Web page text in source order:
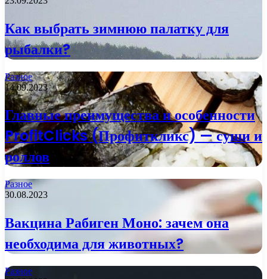
Как выбрать зимнюю палатку для
рыбалки?
Разное
14.09.2023
Главные преимущества и особенности
ProfitClicks (Профиткликс) — суши и
роллов
Разное
30.08.2023
Вакцина Рабиген Моно: зачем она
необходима для животных?
Разное